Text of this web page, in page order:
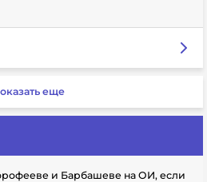
еще
и Барбашеве на ОИ, если